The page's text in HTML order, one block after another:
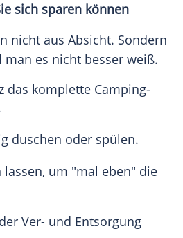
sich sparen können
nicht aus Absicht. Sondern
man es nicht besser weiß.
das komplette Camping-
duschen oder spülen.
um "mal eben" die
Ver- und Entsorgung